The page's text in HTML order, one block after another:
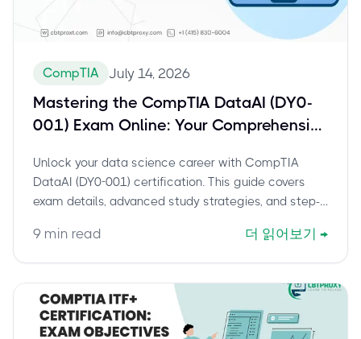
CompTIA July 14, 2026
Mastering the CompTIA DataAI (DY0-
001) Exam Online: Your Comprehensive
Unlock your data science career with CompTIA
DataAI (DY0-001) certification. This guide covers
exam details, advanced study strategies, and step-
exam from home.
9 min read 더 읽어보기 →